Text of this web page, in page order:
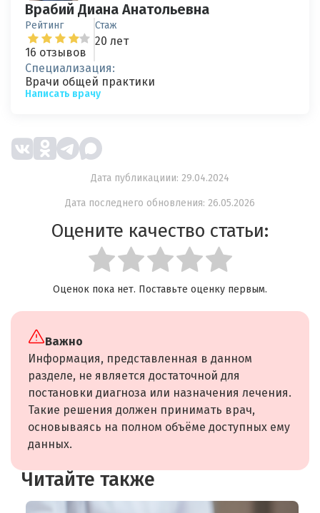
Врабий Диана Анатольевна
Рейтинг
16 отзывов
Стаж
20 лет
Специализация:
Врачи общей практики
Написать врачу
Дата публикациии: 29.04.2024
Дата последнего обновления: 26.05.2026
Оцените качество статьи:
Оценок пока нет. Поставьте оценку первым.
Важно
Информация, представленная в данном
разделе, не является достаточной для
постановки диагноза или назначения лечения.
Такие решения должен принимать врач,
основываясь на полном объёме доступных ему
данных.
Читайте также